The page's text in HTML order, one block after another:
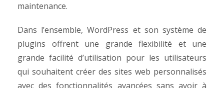
maintenance.
Dans l’ensemble, WordPress et son système de
plugins offrent une grande flexibilité et une
grande facilité d’utilisation pour les utilisateurs
qui souhaitent créer des sites web personnalisés
avec des fonctionnalités avancées sans avoir à